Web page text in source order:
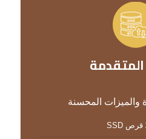
والميزات المحسنة
قرص SSD